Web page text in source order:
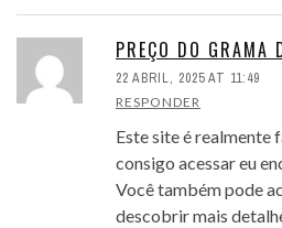
PREÇO DO GRAMA
22 ABRIL, 2025 AT 11:49
RESPONDER
Este site é realmente
consigo acessar eu
Você também pode
descobrir mais